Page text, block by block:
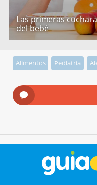
Las primeras
del bebé
Alimentos Pediatría